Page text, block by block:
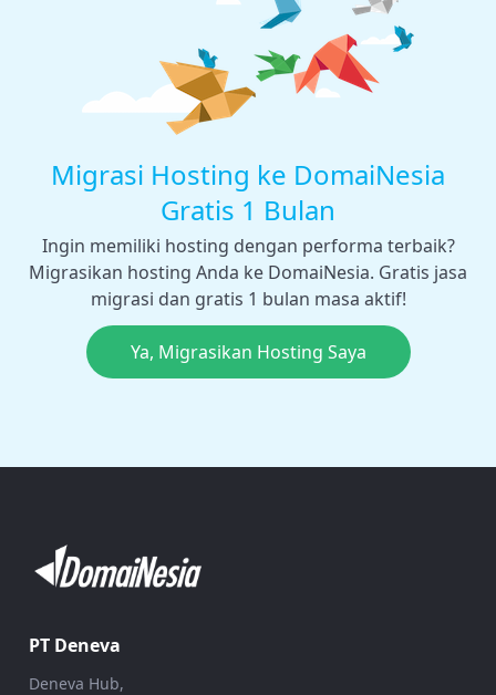
Migrasi Hosting ke DomaiNesia
Gratis 1 Bulan
Ingin memiliki hosting dengan performa terbaik?
Migrasikan hosting Anda ke DomaiNesia. Gratis jasa
migrasi dan gratis 1 bulan masa aktif!
Ya, Migrasikan Hosting Saya
PT Deneva
Deneva Hub,